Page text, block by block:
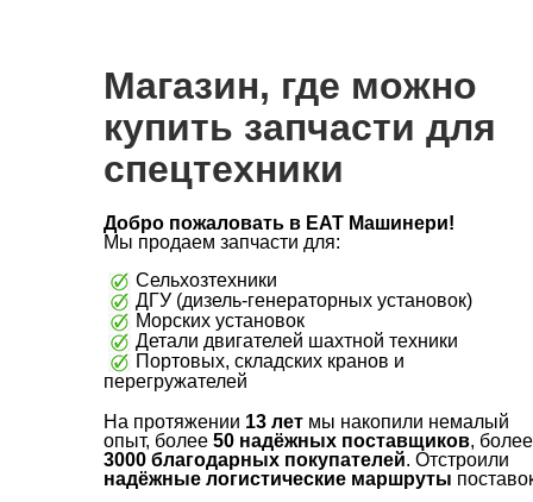
Магазин, где можно
купить запчасти для
спецтехники
Добро пожаловать в ЕАТ Машинери!
Мы продаем запчасти для:
Сельхозтехники
ДГУ (дизель-генераторных установок)
Морских установок
Детали двигателей шахтной техники
Портовых, складских кранов и
перегружателей
На протяжении 13 лет мы накопили немалый
опыт, более 50 надёжных поставщиков, более
3000 благодарных покупателей. Отстроили
надёжные логистические маршруты